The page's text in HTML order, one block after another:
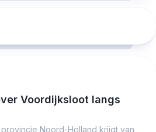
Voordijksloot langs
provincie Noord-Holland krijgt van